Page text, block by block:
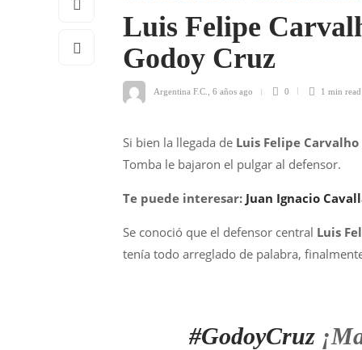
Luis Felipe
Godoy Cruz
Argentina F.C. 6 años ago 0 1 min read
Si bien la llegada de Luis Felipe Carvalho
Tomba le bajaron el pulgar al defensor.
Te puede interesar: Juan Ignacio
Se conoció que el defensor central Luis
tenía todo arreglado de palabra,
#GodoyCruz